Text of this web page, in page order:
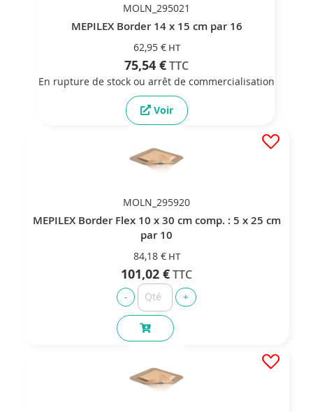
MOLN_295021
MEPILEX Border 14 x 15 cm par 16
62,95 €
75,54 €
En rupture de stock ou arrêt de commercialisation
Voir
MOLN_295920
MEPILEX Border Flex 10 x 30 cm comp. : 5 x 25 cm
par 10
84,18 €
101,02 €